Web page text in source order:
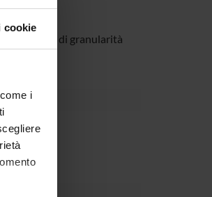
cookie
i
integrata di granularità